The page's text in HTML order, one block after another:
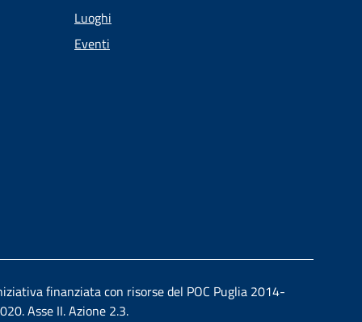
Luoghi
Eventi
finanziata con risorse del POC Puglia 2014-
Asse II. Azione 2.3.